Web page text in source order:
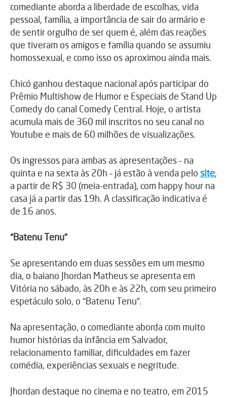
comediante aborda a liberdade de escolhas, vida
pessoal, família, a importância de sair do armário e
de sentir orgulho de ser quem é, além das reações
que tiveram os amigos e família quando se assumiu
homossexual, e como isso os aproximou ainda mais.
Chicó ganhou destaque nacional após participar do
Prêmio Multishow de Humor e Especiais de Stand Up
Comedy do canal Comedy Central. Hoje, o artista
acumula mais de 360 mil inscritos no seu canal no
Youtube e mais de 60 milhões de visualizações.
Os ingressos para ambas as apresentações – na
quinta e na sexta às 20h – já estão à venda pelo site,
a partir de R$ 30 (meia-entrada), com happy hour na
casa já a partir das 19h. A classificação indicativa é
de 16 anos.
“Batenu Tenu”
Se apresentando em duas sessões em um mesmo
dia, o baiano Jhordan Matheus se apresenta em
Vitória no sábado, às 20h e às 22h, com seu primeiro
espetáculo solo, o “Batenu Tenu”.
Na apresentação, o comediante aborda com muito
humor histórias da infância em Salvador,
relacionamento familiar, dificuldades em fazer
comédia, experiências sexuais e negritude.
Jhordan destaque no cinema e no teatro, em 2015